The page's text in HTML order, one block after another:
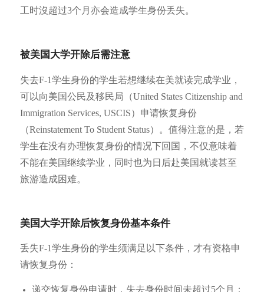
工时沒超过3个月亦会造成学生身份丢失。
被美国大学开除后需注意
失去F-1学生身份的学生若想继续在美就读完成学业，
可以向美国公民及移民局（United States Citizenship and
Immigration Services, USCIS）申请恢复身份
（Reinstatement To Student Status）。值得注意的是，若
学生在没有办理恢复身份的情况下回国，不仅意味着
不能在美国继续学业，同时也为日后赴美国就读甚至
旅游造成困难。
美国大学开除后恢复身份基本条件
丢失F-1学生身份的学生须满足以下条件，才有资格申
请恢复身份：
递交恢复身份申请时，失去身份时间未超过5个月；